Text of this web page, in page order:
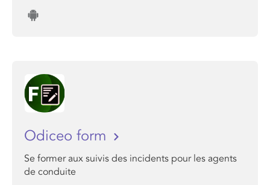
Odiceo form
Se former aux suivis des incidents pour les agents
de conduite